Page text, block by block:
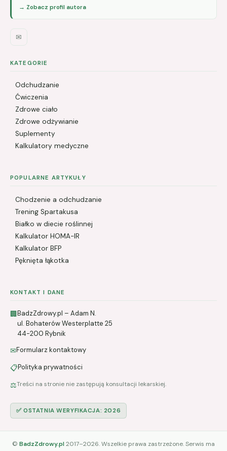
→ Zobacz profil autora
✉
KATEGORIE
Odchudzanie
Ćwiczenia
Zdrowe ciało
Zdrowe odżywianie
Suplementy
Kalkulatory medyczne
POPULARNE ARTYKUŁY
Chodzenie a odchudzanie
Trening Spartakusa
Białko w diecie roślinnej
Kalkulator HOMA-IR
Kalkulator BFP
Pęknięta łąkotka
KONTAKT I DANE
🏢BadzZdrowy.pl – Adam N.
ul. Bohaterów Westerplatte 25
44-200 Rybnik
✉Formularz kontaktowy
📋Polityka prywatności
⚖️Treści na stronie nie zastępują konsultacji lekarskiej.
✅ OSTATNIA WERYFIKACJA: 2026
© BadzZdrowy.pl2017–2026. Wszelkie prawa zastrzeżone. Serwis ma